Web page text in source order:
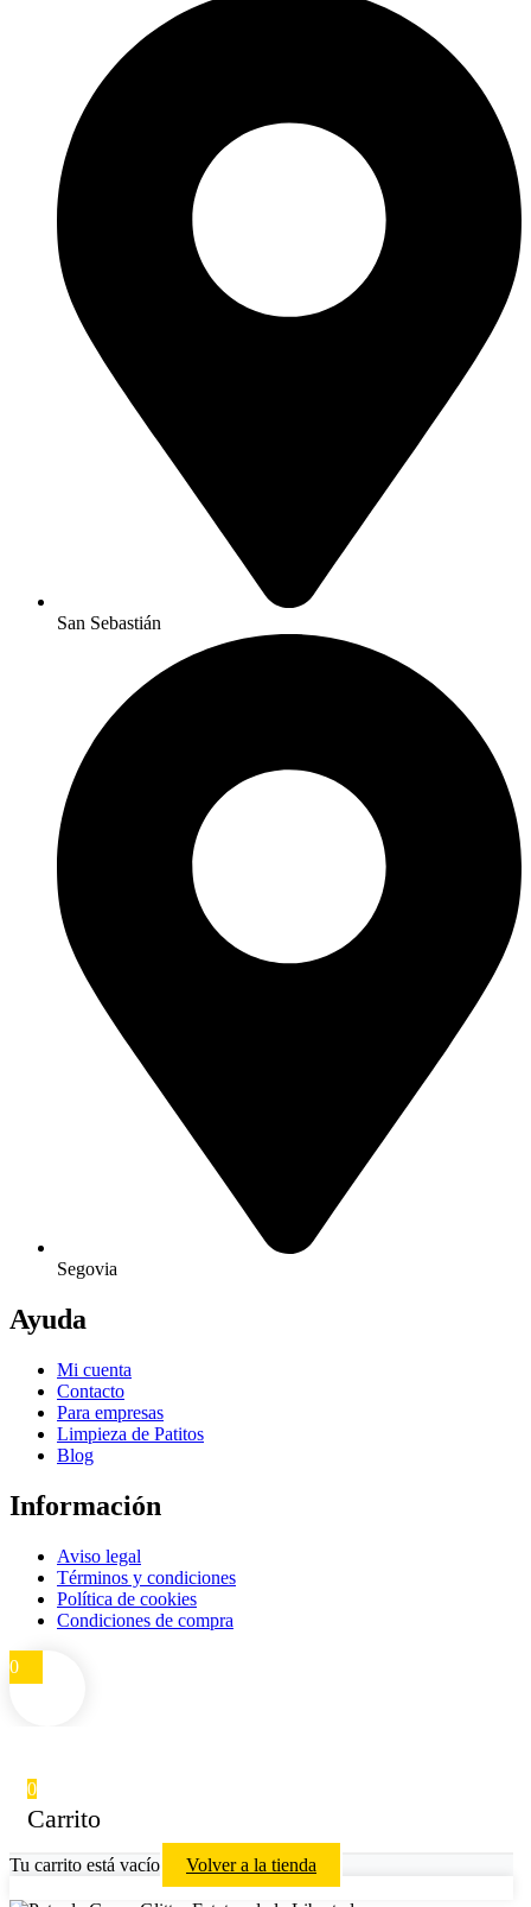
San Sebastián
Segovia
Ayuda
Mi cuenta
Contacto
Para empresas
Limpieza de Patitos
Blog
Información
Aviso legal
Términos y condiciones
Política de cookies
Condiciones de compra
0
0
Carrito
Tu carrito está vacío Volver a la tienda